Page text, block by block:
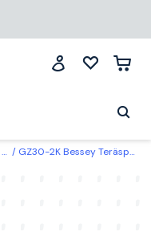
GZ30-2K Bessey Teräspuristin 300 mm